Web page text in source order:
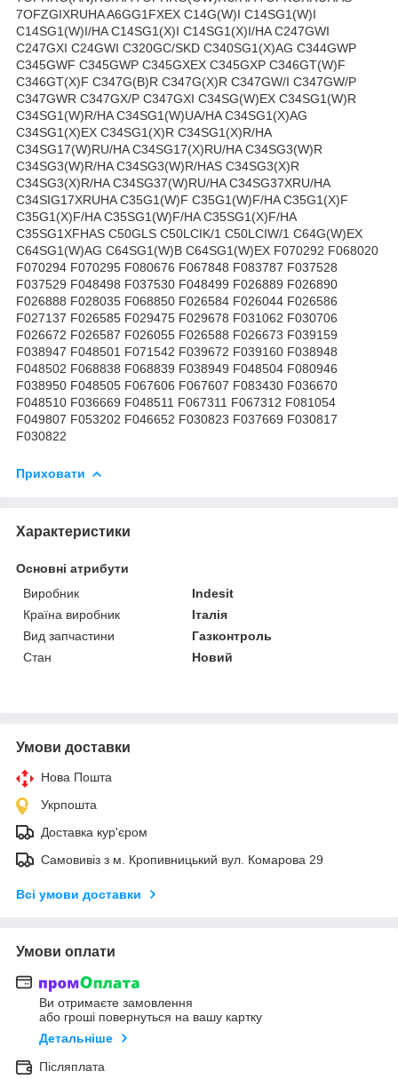
7OFZGIXRUHA A6GG1FXEX C14G(W)I C14SG1(W)I
C14SG1(W)I/HA C14SG1(X)I C14SG1(X)I/HA C247GWI
C247GXI C24GWI C320GC/SKD C340SG1(X)AG C344GWP
C345GWF C345GWP C345GXEX C345GXP C346GT(W)F
C346GT(X)F C347G(B)R C347G(X)R C347GW/I C347GW/P
C347GWR C347GX/P C347GXI C34SG(W)EX C34SG1(W)R
C34SG1(W)R/HA C34SG1(W)UA/HA C34SG1(X)AG
C34SG1(X)EX C34SG1(X)R C34SG1(X)R/HA
C34SG17(W)RU/HA C34SG17(X)RU/HA C34SG3(W)R
C34SG3(W)R/HA C34SG3(W)R/HAS C34SG3(X)R
C34SG3(X)R/HA C34SG37(W)RU/HA C34SG37XRU/HA
C34SIG17XRUHA C35G1(W)F C35G1(W)F/HA C35G1(X)F
C35G1(X)F/HA C35SG1(W)F/HA C35SG1(X)F/HA
C35SG1XFHAS C50GLS C50LCIK/1 C50LCIW/1 C64G(W)EX
C64SG1(W)AG C64SG1(W)B C64SG1(W)EX F070292 F068020
F070294 F070295 F080676 F067848 F083787 F037528
F037529 F048498 F037530 F048499 F026889 F026890
F026888 F028035 F068850 F026584 F026044 F026586
F027137 F026585 F029475 F029678 F031062 F030706
F026672 F026587 F026055 F026588 F026673 F039159
F038947 F048501 F071542 F039672 F039160 F038948
F048502 F068838 F068839 F038949 F048504 F080946
F038950 F048505 F067606 F067607 F083430 F036670
F048510 F036669 F048511 F067311 F067312 F081054
F049807 F053202 F046652 F030823 F037669 F030817
F030822
Приховати
Характеристики
Основні атрибути
Виробник
Indesit
Країна виробник
Італія
Вид запчастини
Газконтроль
Стан
Новий
Умови доставки
Нова Пошта
Укрпошта
Доставка кур'єром
Самовивіз з м. Кропивницький вул. Комарова 29
Всі умови доставки
Умови оплати
Ви отримаєте замовлення
або гроші повернуться на вашу картку
Детальніше
Післяплата